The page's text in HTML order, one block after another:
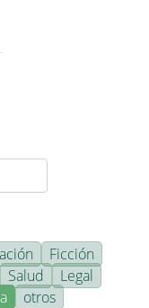
Ficción
Salud
Legal
otros